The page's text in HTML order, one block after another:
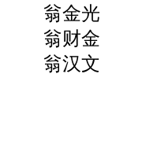
翁金光
翁财金
翁汉文